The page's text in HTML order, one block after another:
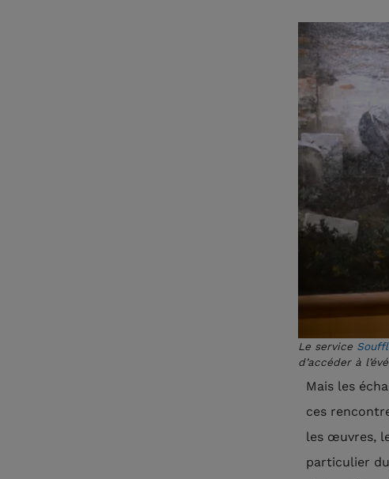
Le service
d’accéder à
Mais les
ces
les œuvres,
particulier